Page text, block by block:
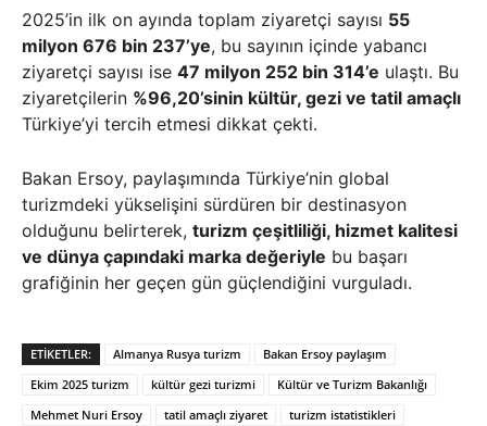
2025’in ilk on ayında toplam ziyaretçi sayısı 55
milyon 676 bin 237’ye, bu sayının içinde yabancı
ziyaretçi sayısı ise 47 milyon 252 bin 314’e ulaştı. Bu
ziyaretçilerin %96,20’sinin kültür, gezi ve tatil amaçlı
Türkiye’yi tercih etmesi dikkat çekti.
Bakan Ersoy, paylaşımında Türkiye’nin global
turizmdeki yükselişini sürdüren bir destinasyon
olduğunu belirterek, turizm çeşitliliği, hizmet kalitesi
ve dünya çapındaki marka değeriyle bu başarı
grafiğinin her geçen gün güçlendiğini vurguladı.
ETIKETLER: Almanya Rusya turizm
Bakan Ersoy paylaşım
Ekim 2025 turizm
kültür gezi turizmi
Kültür ve Turizm Bakanlığı
Mehmet Nuri Ersoy
tatil amaçlı ziyaret
turizm istatistikleri